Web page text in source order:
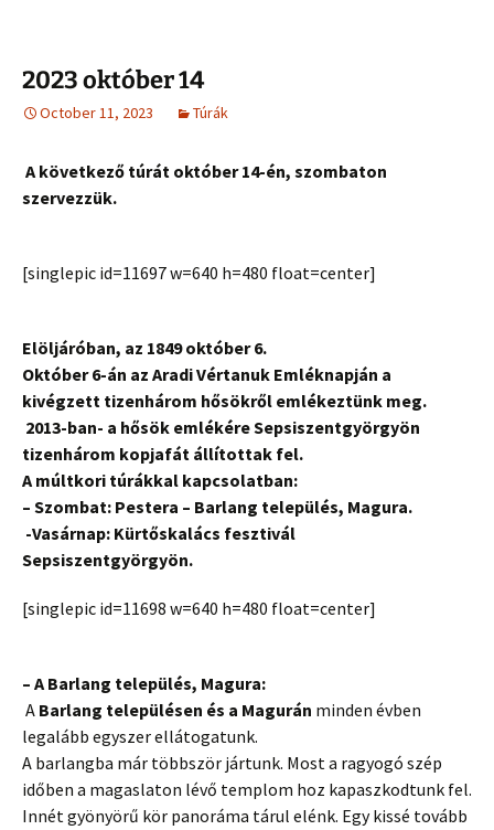
2023 október 14
October 11, 2023 Túrák
A következő túrát október 14-én, szombaton
szervezzük.
[singlepic id=11697 w=640 h=480 float=center]
Elöljáróban, az 1849 október 6.
Október 6-án az Aradi Vértanuk Emléknapján a
kivégzett tizenhárom hősökről emlékeztünk meg.
2013-ban- a hősök emlékére Sepsiszentgyörgyön
tizenhárom kopjafát állítottak fel.
A múltkori túrákkal kapcsolatban:
– Szombat: Pestera – Barlang település, Magura.
-Vasárnap: Kürtőskalács fesztivál
Sepsiszentgyörgyön.
[singlepic id=11698 w=640 h=480 float=center]
– A Barlang település, Magura:
A Barlang településen és a Magurán minden évben
legalább egyszer ellátogatunk.
A barlangba már többször jártunk. Most a ragyogó szép
időben a magaslaton lévő templom hoz kapaszkodtunk fel.
Innét gyönyörű kör panoráma tárul elénk. Egy kissé tovább